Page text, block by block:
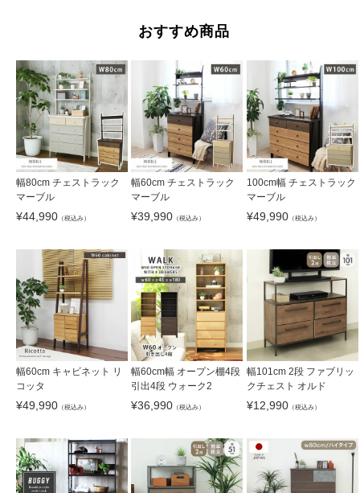
おすすめ商品
幅80cm チェストラック
マーブル
¥44,990 （税込み）
幅60cm チェストラック
マーブル
¥39,990 （税込み）
100cm幅 チェストラック
マーブル
¥49,990（税込み）
幅60cm キャビネット リ
コッタ
¥49,990 （税込み）
幅60cm幅 オープン棚4段
引出4段 ウォーク2
¥36,990 （税込み）
幅101cm 2段 ファブリッ
クチェスト オルド
¥12,990（税込み）